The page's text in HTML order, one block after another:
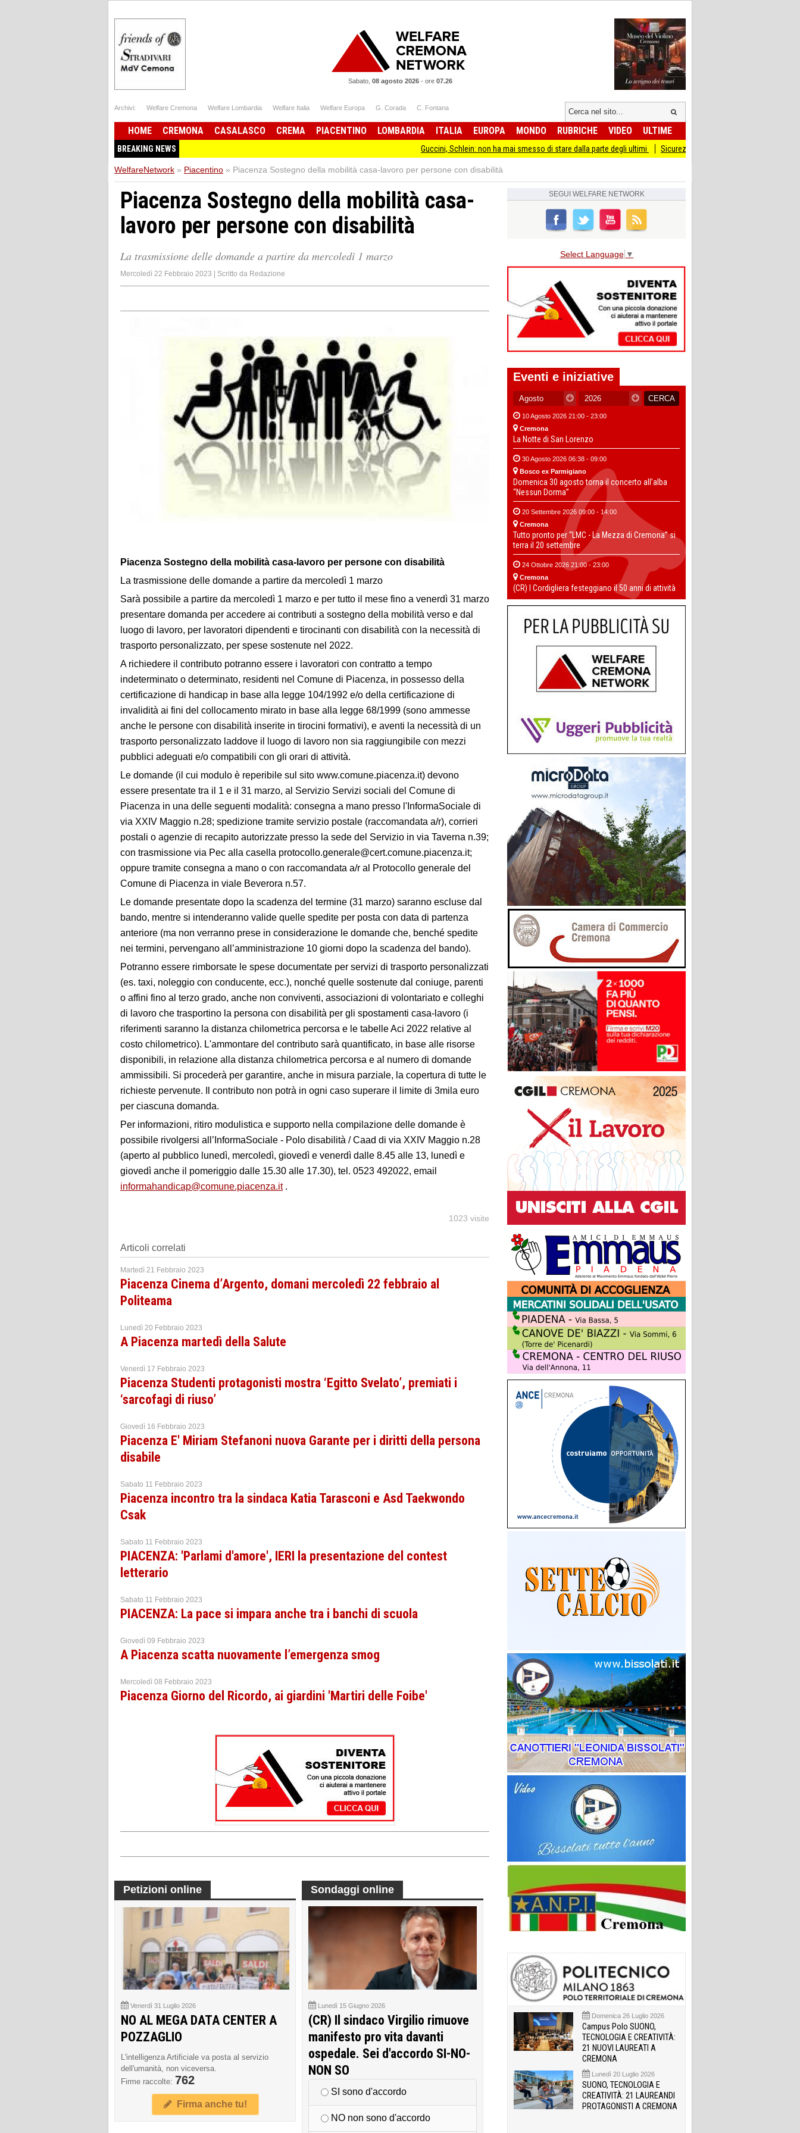
Sabato, 08 agosto 2026- ore 07.26
Archivi: Welfare Cremona Welfare Lombardia Welfare Italia Welfare Europa G. Corada C. Fontana
HOME CREMONA CASALASCO CREMA PIACENTINO LOMBARDIA ITALIA EUROPA MONDO RUBRICHE VIDEO ULTIME
BREAKING NEWS Guccini, Schlein: non ha mai smesso di stare dalla parte degli ultimi Sicurezza I Giovani Democratici ribattono ai Giovani di
WelfareNetwork » Piacentino » Piacenza Sostegno della mobilità casa-lavoro per persone con disabilità
Piacenza Sostegno della mobilità casa-
lavoro per persone con disabilità
La trasmissione delle domande a partire da mercoledì 1 marzo
Mercoledì 22 Febbraio 2023 | Scritto da Redazione
Piacenza Sostegno della mobilità casa-lavoro per persone con disabilità
La trasmissione delle domande a partire da mercoledì 1 marzo
Sarà possibile a partire da mercoledì 1 marzo e per tutto il mese fino a venerdì 31 marzo
presentare domanda per accedere ai contributi a sostegno della mobilità verso e dal
luogo di lavoro, per lavoratori dipendenti e tirocinanti con disabilità con la necessità di
trasporto personalizzato, per spese sostenute nel 2022.
A richiedere il contributo potranno essere i lavoratori con contratto a tempo
indeterminato o determinato, residenti nel Comune di Piacenza, in possesso della
certificazione di handicap in base alla legge 104/1992 e/o della certificazione di
invalidità ai fini del collocamento mirato in base alla legge 68/1999 (sono ammesse
anche le persone con disabilità inserite in tirocini formativi), e aventi la necessità di un
trasporto personalizzato laddove il luogo di lavoro non sia raggiungibile con mezzi
pubblici adeguati e/o compatibili con gli orari di attività.
Le domande (il cui modulo è reperibile sul sito www.comune.piacenza.it) devono
essere presentate tra il 1 e il 31 marzo, al Servizio Servizi sociali del Comune di
Piacenza in una delle seguenti modalità: consegna a mano presso l'InformaSociale di
via XXIV Maggio n.28; spedizione tramite servizio postale (raccomandata a/r), corrieri
postali o agenzie di recapito autorizzate presso la sede del Servizio in via Taverna n.39;
con trasmissione via Pec alla casella protocollo.generale@cert.comune.piacenza.it;
oppure tramite consegna a mano o con raccomandata a/r al Protocollo generale del
Comune di Piacenza in viale Beverora n.57.
Le domande presentate dopo la scadenza del termine (31 marzo) saranno escluse dal
bando, mentre si intenderanno valide quelle spedite per posta con data di partenza
anteriore (ma non verranno prese in considerazione le domande che, benché spedite
nei termini, pervengano all’amministrazione 10 giorni dopo la scadenza del bando).
Potranno essere rimborsate le spese documentate per servizi di trasporto personalizzati
(es. taxi, noleggio con conducente, ecc.), nonché quelle sostenute dal coniuge, parenti
o affini fino al terzo grado, anche non conviventi, associazioni di volontariato e colleghi
di lavoro che trasportino la persona con disabilità per gli spostamenti casa-lavoro (i
riferimenti saranno la distanza chilometrica percorsa e le tabelle Aci 2022 relative al
costo chilometrico). L'ammontare del contributo sarà quantificato, in base alle risorse
disponibili, in relazione alla distanza chilometrica percorsa e al numero di domande
ammissibili. Si procederà per garantire, anche in misura parziale, la copertura di tutte le
richieste pervenute. Il contributo non potrà in ogni caso superare il limite di 3mila euro
per ciascuna domanda.
Per informazioni, ritiro modulistica e supporto nella compilazione delle domande è
possibile rivolgersi all’InformaSociale - Polo disabilità / Caad di via XXIV Maggio n.28
(aperto al pubblico lunedì, mercoledì, giovedì e venerdì dalle 8.45 alle 13, lunedì e
giovedì anche il pomeriggio dalle 15.30 alle 17.30), tel. 0523 492022, email
informahandicap@comune.piacenza.it.
1023 visite
Articoli correlati
Martedì 21 Febbraio 2023
Piacenza Cinema d’Argento, domani mercoledì 22 febbraio al
Politeama
Lunedì 20 Febbraio 2023
A Piacenza martedì della Salute
Venerdì 17 Febbraio 2023
Piacenza Studenti protagonisti mostra ‘Egitto Svelato’, premiati i
‘sarcofagi di riuso’
Giovedì 16 Febbraio 2023
Piacenza E' Miriam Stefanoni nuova Garante per i diritti della persona
disabile
Sabato 11 Febbraio 2023
Piacenza incontro tra la sindaca Katia Tarasconi e Asd Taekwondo
Csak
Sabato 11 Febbraio 2023
PIACENZA: 'Parlami d'amore', IERI la presentazione del contest
letterario
Sabato 11 Febbraio 2023
PIACENZA: La pace si impara anche tra i banchi di scuola
Giovedì 09 Febbraio 2023
A Piacenza scatta nuovamente l’emergenza smog
Mercoledì 08 Febbraio 2023
Piacenza Giorno del Ricordo, ai giardini 'Martiri delle Foibe'
Petizioni online
Venerdì 31 Luglio 2026
NO AL MEGA DATA CENTER A
POZZAGLIO
L'intelligenza Artificiale va posta al servizio
dell'umanità, non viceversa.
Firme raccolte: 762
Firma anche tu!
Sondaggi online
Lunedì 15 Giugno 2026
(CR) Il sindaco Virgilio rimuove
manifesto pro vita davanti
ospedale. Sei d'accordo SI-NO-
NON SO
SI sono d'accordo
NO non sono d'accordo
SEGUI WELFARE NETWORK
Select Language ▼
Eventi e iniziative
10 Agosto 2026 21:00 - 23:00
Cremona
La Notte di San Lorenzo
30 Agosto 2026 06:38 - 09:00
Bosco ex Parmigiano
Domenica 30 agosto torna il concerto all’alba
“Nessun Dorma”
20 Settembre 2026 09:00 - 14:00
Cremona
Tutto pronto per “LMC - La Mezza di Cremona” si
terra il 20 settembre
24 Ottobre 2026 21:00 - 23:00
Cremona
(CR) I Cordigliera festeggiano il 50 anni di attività
Domenica 26 Luglio 2026
Campus Polo SUONO,
TECNOLOGIA E CREATIVITÀ:
21 NUOVI LAUREATI A
CREMONA
Lunedì 20 Luglio 2026
SUONO, TECNOLOGIA E
CREATIVITÀ: 21 LAUREANDI
PROTAGONISTI A CREMONA